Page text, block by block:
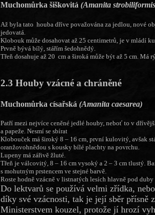
Muchomůrka šiškovitá (Amanita
Až byla tato houba dříve považována za jedlou, nové
jedovatá.
Klobouk může dosahovat až 25 centimetrů, je v mládí
Prvně bývá bílý, stářím šedohnědý.
Třeň dosahuje až 20 cm a široká může být až 5 cm. Má
2.3 Houby vzácné a chráněné
Muchomůrka císařská (Amanita caesarea)
Patří mezi nejvíce ceněné jedlé houby, neboť to v
a papeže. Nesmí se sbírat
Klobouček má široký 8 – 16 cm, první kulovitý, avšak
oranžovohnědou s kousky bílé plachty na povrchu.
Lupeny má zářivě žluté.
Třeň je válcovitý, 8 – 16 cm vysoký a 2 – 3 cm tlustý.
s mohutným prstencem ve stejné barvě.
Roste hodně vzácně v listnatých lesích hlavně pod
Do lektvarů se používá velmi zřídka,
díky své vzácnosti, tak je její sběr přísně
Ministerstvem kouzel, protože jí hrozí